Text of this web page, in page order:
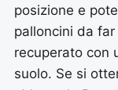
posizione e
palloncini da
recuperato con
suolo. Se si